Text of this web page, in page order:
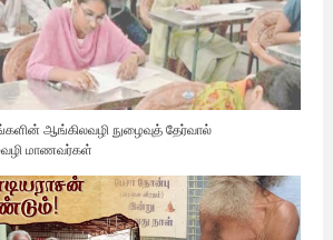
ஆங்கிலவழி நுழைவுத் தேர்வால்
மாணவர்கள்